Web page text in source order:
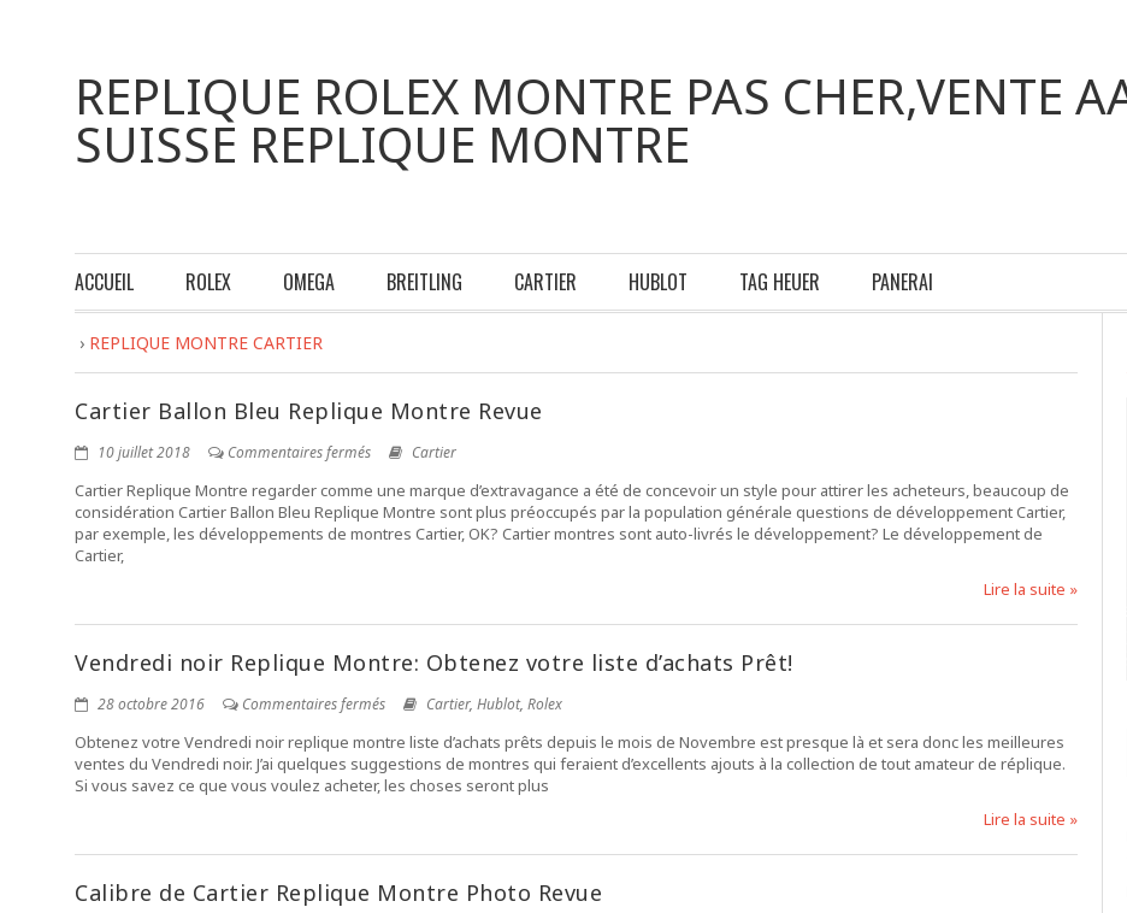
REPLIQUE ROLEX MONTRE PAS CHER,VENTE
SUISSE REPLIQUE MONTRE
ACCUEIL ROLEX OMEGA BREITLING CARTIER HUBLOT TAG HEUER PANERAI
› REPLIQUE MONTRE CARTIER
Cartier Ballon Bleu Replique Montre Revue
10 juillet 2018 Commentaires fermés Cartier
Cartier Replique Montre regarder comme une marque d’extravagance a été de concevoir un style pour attirer les acheteurs, beaucoup de
considération Cartier Ballon Bleu Replique Montre sont plus préoccupés par la population générale questions de développement Cartier,
par exemple, les développements de montres Cartier, OK? Cartier montres sont auto-livrés le développement? Le développement de
Cartier,
Lire la suite »
Vendredi noir Replique Montre: Obtenez votre liste d’achats Prêt!
28 octobre 2016 Commentaires fermés Cartier, Hublot, Rolex
Obtenez votre Vendredi noir replique montre liste d’achats prêts depuis le mois de Novembre est presque là et sera donc les meilleures
ventes du Vendredi noir. J’ai quelques suggestions de montres qui feraient d’excellents ajouts à la collection de tout amateur de réplique.
Si vous savez ce que vous voulez acheter, les choses seront plus
Lire la suite »
Calibre de Cartier Replique Montre Photo Revue